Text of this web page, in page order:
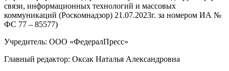
связи, информационных технологий и массовых
коммуникаций (Роскомнадзор) 21.07.2023г. за номером ИА №
ФС 77 – 85577)
Учредитель: ООО «ФедералПресс»
Главный редактор: Оксак Наталья Александровна